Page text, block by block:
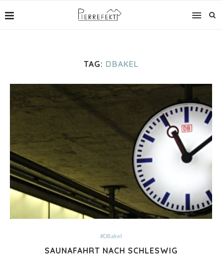
TAG: DBAKEL
#DBakel
SAUNAFAHRT NACH SCHLESWIG